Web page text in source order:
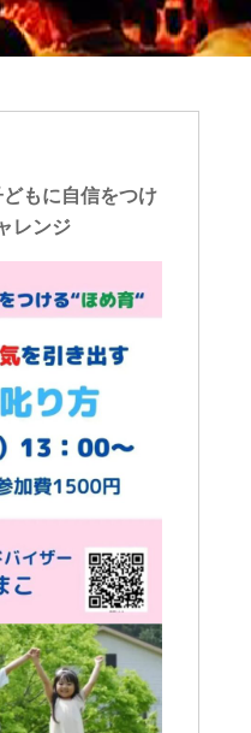
もに自信をつけ
レンジ